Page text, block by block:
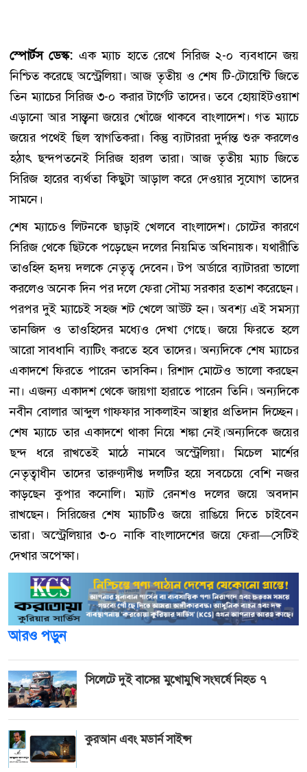
স্পোর্টস ডেস্ক: এক ম্যাচ হাতে রেখে সিরিজ ২-০ ব্যবধানে জয়
নিশ্চিত করেছে অস্ট্রেলিয়া। আজ তৃতীয় ও শেষ টি-টোয়েন্টি জিতে
তিন ম্যাচের সিরিজ ৩-০ করার টার্গেট তাদের। তবে হোয়াইটওয়াশ
এড়ানো আর সান্ত্বনা জয়ের খোঁজে থাকবে বাংলাদেশ। গত ম্যাচে
জয়ের পথেই ছিল স্বাগতিকরা। কিন্তু ব্যাটাররা দুর্দান্ত শুরু করলেও
হঠাৎ ছন্দপতনেই সিরিজ হারল তারা। আজ তৃতীয় ম্যাচ জিতে
সিরিজ হারের ব্যর্থতা কিছুটা আড়াল করে দেওয়ার সুযোগ তাদের
সামনে।
শেষ ম্যাচেও লিটনকে ছাড়াই খেলবে বাংলাদেশ। চোটের কারণে
সিরিজ থেকে ছিটকে পড়েছেন দলের নিয়মিত অধিনায়ক। যথারীতি
তাওহিদ হৃদয় দলকে নেতৃত্ব দেবেন। টপ অর্ডারে ব্যাটাররা ভালো
করলেও অনেক দিন পর দলে ফেরা সৌম্য সরকার হতাশ করেছেন।
পরপর দুই ম্যাচেই সহজ শট খেলে আউট হন। অবশ্য এই সমস্যা
তানজিদ ও তাওহিদের মধ্যেও দেখা গেছে। জয়ে ফিরতে হলে
আরো সাবধানি ব্যাটিং করতে হবে তাদের। অন্যদিকে শেষ ম্যাচের
একাদশে ফিরতে পারেন তাসকিন। রিশাদ মোটেও ভালো করছেন
না। এজন্য একাদশ থেকে জায়গা হারাতে পারেন তিনি। অন্যদিকে
নবীন বোলার আব্দুল গাফফার সাকলাইন আস্থার প্রতিদান দিচ্ছেন।
শেষ ম্যাচে তার একাদশে থাকা নিয়ে শঙ্কা নেই।অন্যদিকে জয়ের
ছন্দ ধরে রাখতেই মাঠে নামবে অস্ট্রেলিয়া। মিচেল মার্শের
নেতৃত্বাধীন তাদের তারুণ্যদীপ্ত দলটির হয়ে সবচেয়ে বেশি নজর
কাড়ছেন কুপার কনোলি। ম্যাট রেনশও দলের জয়ে অবদান
রাখছেন। সিরিজের শেষ ম্যাচটিও জয়ে রাঙিয়ে দিতে চাইবেন
তারা। অস্ট্রেলিয়ার ৩-০ নাকি বাংলাদেশের জয়ে ফেরা—সেটিই
দেখার অপেক্ষা।
আরও পড়ুন
সিলেটে দুই বাসের মুখোমুখি সংঘর্ষে নিহত ৭
কুরআন এবং মডার্ন সাইন্স